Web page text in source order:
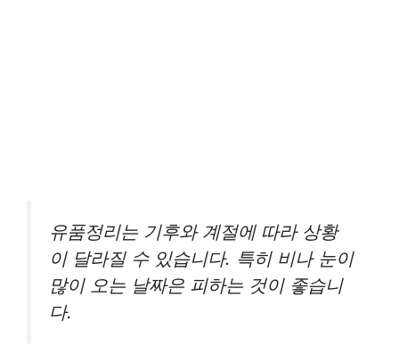
유품정리는 기후와 계절에 따라 상황
이 달라질 수 있습니다. 특히 비나 눈이
많이 오는 날짜은 피하는 것이 좋습니
다.